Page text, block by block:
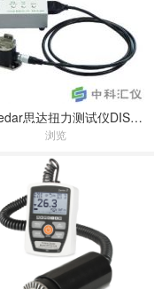
日本cedar思达扭力测试仪DIS-IPS系列20CL
浏览